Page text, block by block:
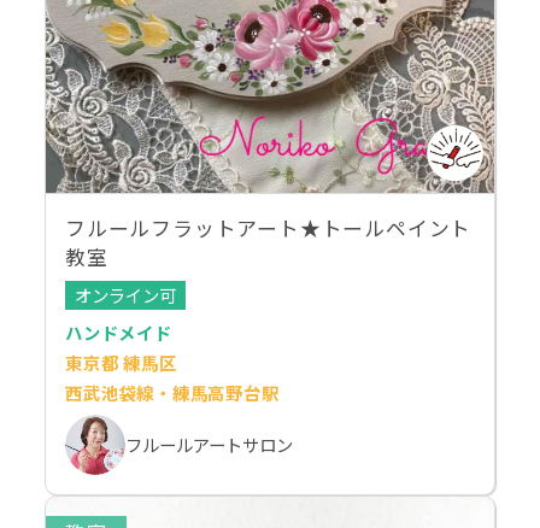
フルールフラットアート★トールペイント
教室
オンライン可
ハンドメイド
東京都 練馬区
西武池袋線・練馬高野台駅
フルールアートサロン